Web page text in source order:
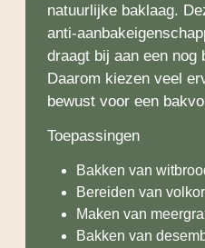
natuurlijke baklaag.
anti-
draagt bij aan een nog
Daarom kiezen veel
bewust voor een
Toepassingen
Bakken van
Bereiden van
Maken van
Bakken van